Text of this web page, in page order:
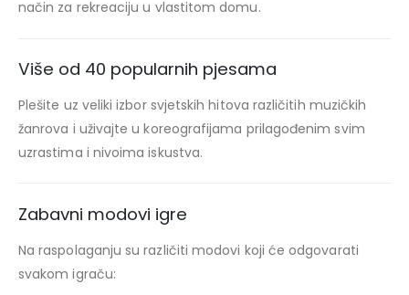
način za rekreaciju u vlastitom domu.
Više od 40 popularnih pjesama
Plešite uz veliki izbor svjetskih hitova različitih muzičkih
žanrova i uživajte u koreografijama prilagođenim svim
uzrastima i nivoima iskustva.
Zabavni modovi igre
Na raspolaganju su različiti modovi koji će odgovarati
svakom igraču: